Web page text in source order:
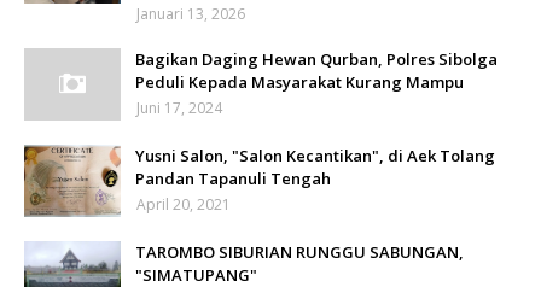
Januari 13, 2026
Bagikan Daging Hewan Qurban, Polres Sibolga
Peduli Kepada Masyarakat Kurang Mampu
Juni 17, 2024
Yusni Salon, "Salon Kecantikan", di Aek Tolang
Pandan Tapanuli Tengah
April 20, 2021
TAROMBO SIBURIAN RUNGGU SABUNGAN,
"SIMATUPANG"